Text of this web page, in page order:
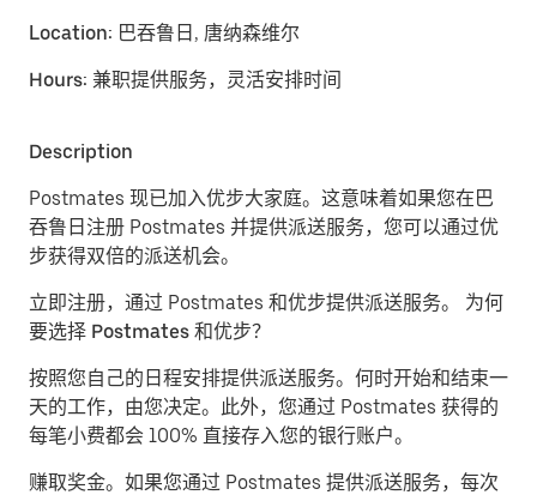
Location: 巴吞鲁日, 唐纳森维尔
Hours: 兼职提供服务，灵活安排时间
Description
Postmates 现已加入优步大家庭。这意味着如果您在巴
吞鲁日注册 Postmates 并提供派送服务，您可以通过优
步获得双倍的派送机会。
立即注册，通过 Postmates 和优步提供派送服务。 为何
要选择 Postmates 和优步？
按照您自己的日程安排提供派送服务。 何时开始和结束一
天的工作，由您决定。此外，您通过 Postmates 获得的
每笔小费都会 100% 直接存入您的银行账户。
赚取奖金。 如果您通过 Postmates 提供派送服务，每次